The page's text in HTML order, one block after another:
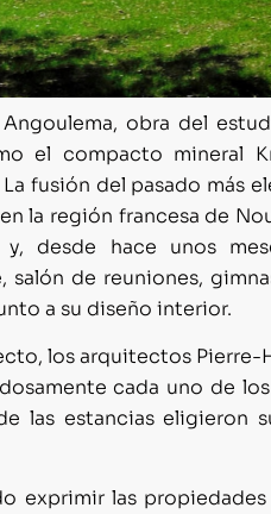
obra del
el compacto mineral
fusión del pasado más
la región francesa de
y, desde hace unos
salón de reuniones,
a su diseño interior.
los arquitectos
cada uno de
las estancias
exprimir las